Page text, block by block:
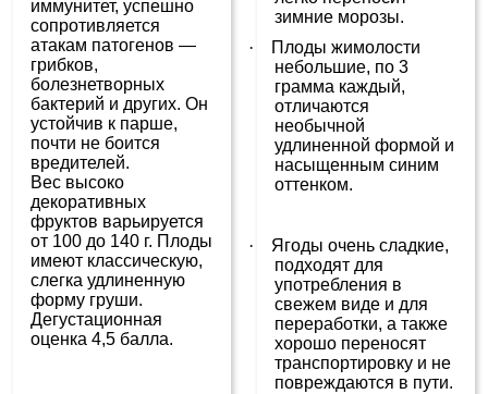
иммунитет, успешно
сопротивляется
атакам патогенов —
грибков,
болезнетворных
бактерий и других. Он
устойчив к парше,
почти не боится
вредителей.
Вес высоко
декоративных
фруктов варьируется
от 100 до 140 г. Плоды
имеют классическую,
слегка удлиненную
форму груши.
Дегустационная
оценка 4,5 балла.
зимние морозы.
·
Плоды жимолости
небольшие, по 3
грамма каждый,
отличаются
необычной
удлиненной формой и
насыщенным синим
оттенком.
·
Ягоды очень сладкие,
подходят для
употребления в
свежем виде и для
переработки, а также
хорошо переносят
транспортировку и не
повреждаются в пути.